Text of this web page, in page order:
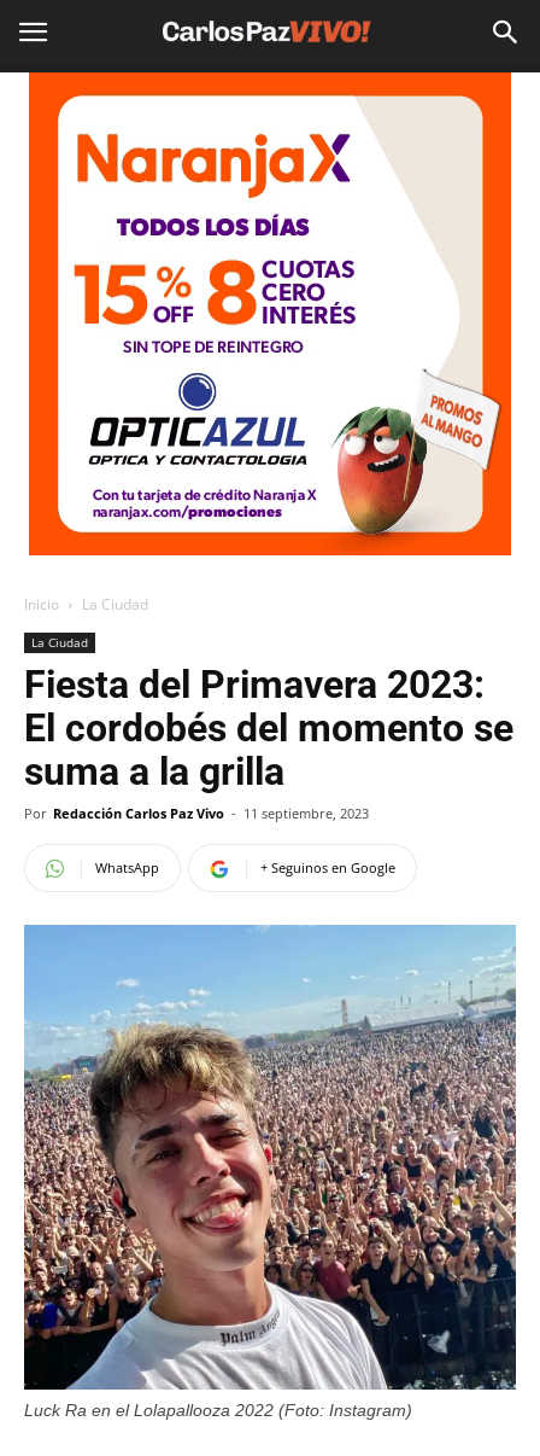
Inicio La Ciudad
La Ciudad
Fiesta del Primavera 2023:
El cordobés del momento se
suma a la grilla
Por Redacción Carlos Paz Vivo - 11 septiembre, 2023
WhatsApp + Seguinos en Google
Luck Ra en el Lolapallooza 2022 (Foto: Instagram)